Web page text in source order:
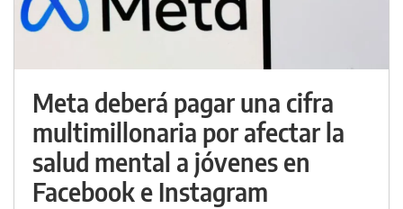
Meta deberá pagar una cifra
multimillonaria por afectar la
salud mental a jóvenes en
Facebook e Instagram